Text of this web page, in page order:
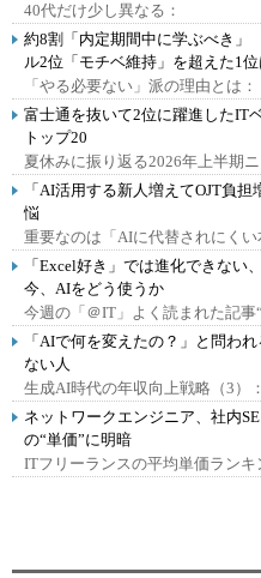
40代だけ少し異なる：
約8割「内定期間中に学ぶべき
ル2位「モチベ維持」を超えた1位
「やる必要ない」派の理由とは：
富士通を抜いて2位に躍進した
トップ20
夏休みに振り返る2026年上半期ニ
「AI活用する新人増えてOJT負
悩
重要なのは「AIに代替されにくい
「Excel好き」では進化できない
今、AIをどう使うか
今週の「＠IT」よく読まれた記事
「AIで何を変えたの？」と問わ
ない人
生成AI時代の年収向上戦略（3）：
ネットワークエンジニア、社内
の“単価”に明暗
ITフリーランスの平均単価ランキ